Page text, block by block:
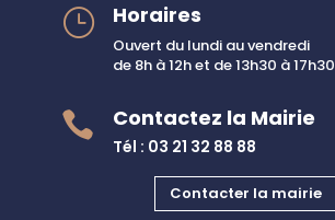
} Horaires
Ouvert du lundi au vendredi
de 8h à 12h et de 13h30 à 17h30
 Contactez la Mairie
Tél : 03 21 32 88 88
Contacter la mairie